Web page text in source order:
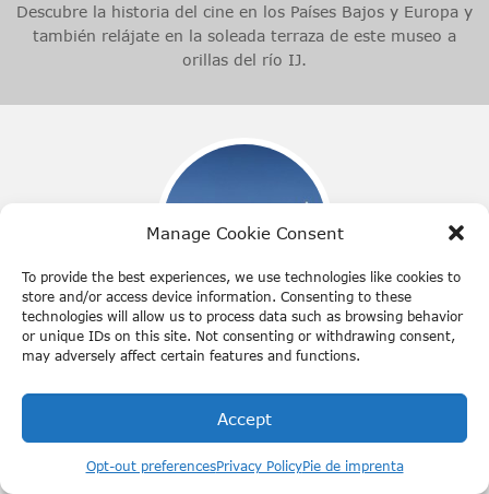
Manage Cookie Consent
To provide the best experiences, we use technologies like cookies to
store and/or access device information. Consenting to these
technologies will allow us to process data such as browsing behavior
or unique IDs on this site. Not consenting or withdrawing consent,
may adversely affect certain features and functions.
Accept
Opt-out preferencesPrivacy PolicyPie de imprenta
Descubre la historia del cine en los Países Bajos y Europa y
también relájate en la soleada terraza de este museo a
orillas del río IJ.
Lookout Amsterdam
Visita el edificio más alto y moderno de Ámsterdam y
disfruta de todos los restaurantes y bares que tiene para